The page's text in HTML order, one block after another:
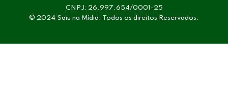
CNPJ: 26.997.654/0001-25
© 2024 Saiu na Mídia. Todos os direitos Reservados.